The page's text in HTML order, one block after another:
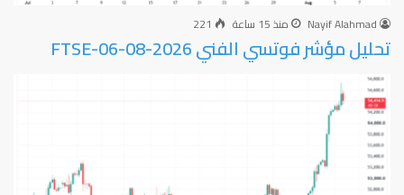
Nayif Alahmad منذ 15 ساعة 221
تحليل مؤشر فوتسي الفني FTSE-06-08-2026